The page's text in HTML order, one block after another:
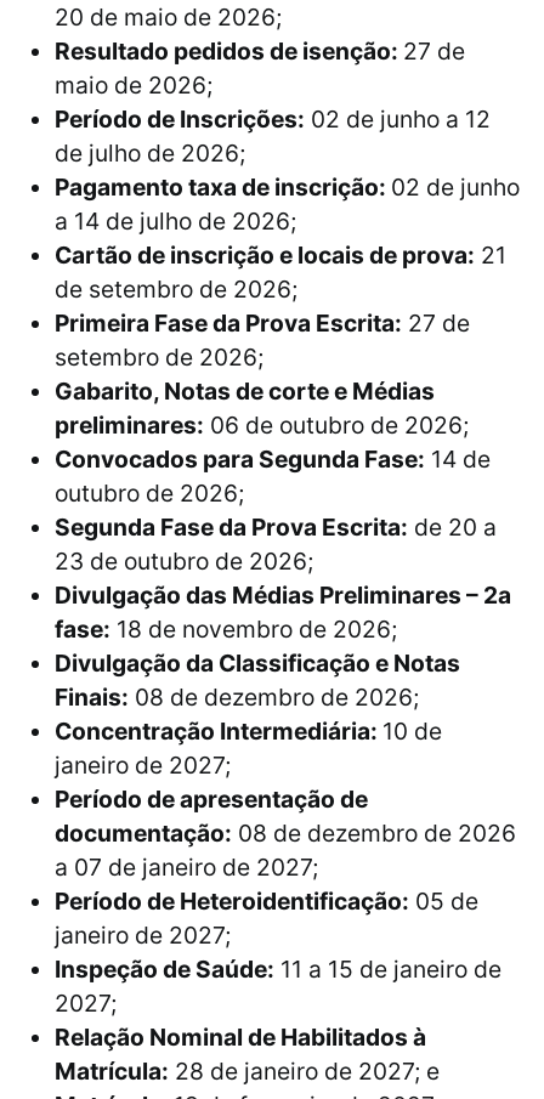
20 de maio de 2026;
Resultado pedidos de isenção: 27 de
maio de 2026;
Período de Inscrições: 02 de junho a 12
de julho de 2026;
Pagamento taxa de inscrição: 02 de junho
a 14 de julho de 2026;
Cartão de inscrição e locais de prova: 21
de setembro de 2026;
Primeira Fase da Prova Escrita: 27 de
setembro de 2026;
Gabarito, Notas de corte e Médias
preliminares: 06 de outubro de 2026;
Convocados para Segunda Fase: 14 de
outubro de 2026;
Segunda Fase da Prova Escrita: de 20 a
23 de outubro de 2026;
Divulgação das Médias Preliminares – 2a
fase: 18 de novembro de 2026;
Divulgação da Classificação e Notas
Finais: 08 de dezembro de 2026;
Concentração Intermediária: 10 de
janeiro de 2027;
Período de apresentação de
documentação: 08 de dezembro de 2026
a 07 de janeiro de 2027;
Período de Heteroidentificação: 05 de
janeiro de 2027;
Inspeção de Saúde: 11 a 15 de janeiro de
2027;
Relação Nominal de Habilitados à
Matrícula: 28 de janeiro de 2027; e